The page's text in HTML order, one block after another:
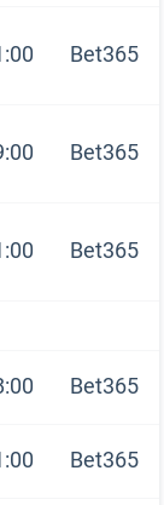
Bet365
Bet365
Bet365
Bet365
Bet365